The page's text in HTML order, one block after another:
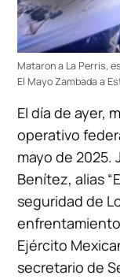
Mataron a La Perris,
El Mayo Zambada a
El día de ayer,
operativo
mayo de 2025.
Benítez, alias
seguridad de
Ejército
secretario de